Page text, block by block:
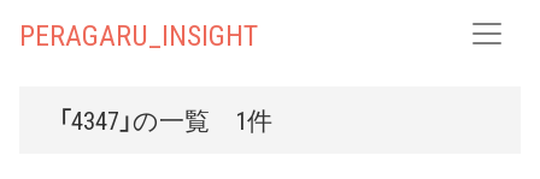
PERAGARU_INSIGHT
「4347」の一覧 1件